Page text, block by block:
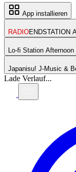
App installieren
RADIOENDSTATION
Lo-fi Station Afternoon
Japanisu! J-Music &
Lade Verlauf...